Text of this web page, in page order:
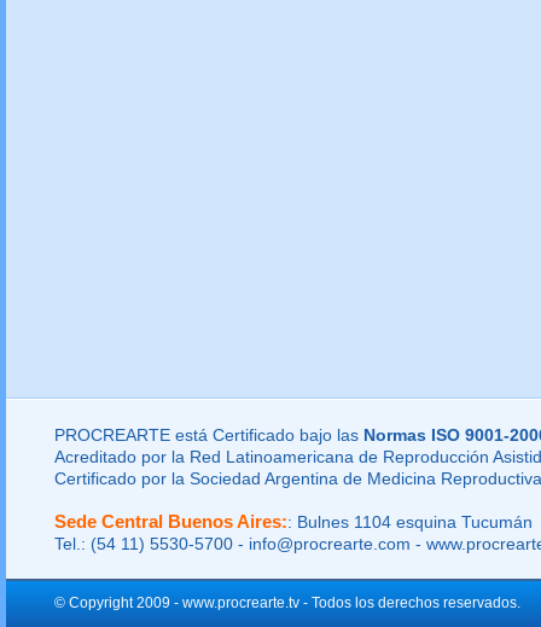
PROCREARTE está Certificado bajo las Normas ISO 9001-
Acreditado por la Red Latinoamericana de Reproducción
Certificado por la Sociedad Argentina de Medicina
Sede Central Buenos Aires:: Bulnes 1104 esquina Tucumán
Tel.: (54 11) 5530-5700 - info@procrearte.com -
© Copyright 2009 - www.procrearte.tv - Todos los derechos reservados.